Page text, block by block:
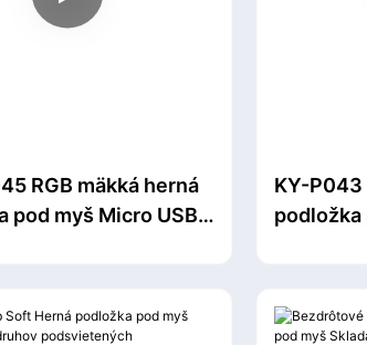
RGB mäkká herná
pod myš Micro USB
podložka pod
KY-P043
podložka